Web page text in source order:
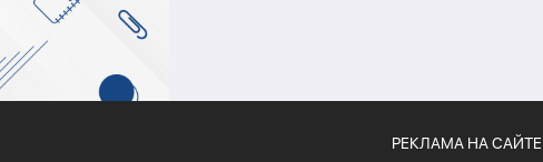
РЕКЛАМА НА САЙТЕ